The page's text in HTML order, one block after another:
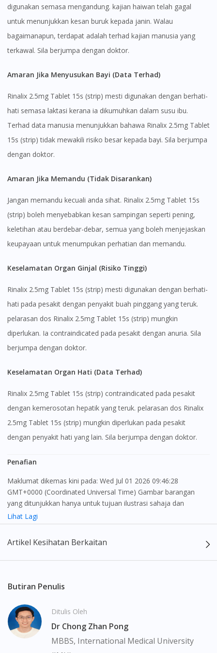
digunakan semasa mengandung. kajian haiwan telah gagal
untuk menunjukkan kesan buruk kepada janin. Walau
bagaimanapun, terdapat adalah terhad kajian manusia yang
terkawal. Sila berjumpa dengan doktor.
Amaran Jika Menyusukan Bayi (Data Terhad)
Rinalix 2.5mg Tablet 15s (strip) mesti digunakan dengan berhati-
hati semasa laktasi kerana ia dikumuhkan dalam susu ibu.
Terhad data manusia menunjukkan bahawa Rinalix 2.5mg Tablet
15s (strip) tidak mewakili risiko besar kepada bayi. Sila berjumpa
dengan doktor.
Amaran Jika Memandu (Tidak Disarankan)
Jangan memandu kecuali anda sihat. Rinalix 2.5mg Tablet 15s
(strip) boleh menyebabkan kesan sampingan seperti pening,
keletihan atau berdebar-debar, semua yang boleh menjejaskan
keupayaan untuk menumpukan perhatian dan memandu.
Keselamatan Organ Ginjal (Risiko Tinggi)
Rinalix 2.5mg Tablet 15s (strip) mesti digunakan dengan berhati-
hati pada pesakit dengan penyakit buah pinggang yang teruk.
pelarasan dos Rinalix 2.5mg Tablet 15s (strip) mungkin
diperlukan. Ia contraindicated pada pesakit dengan anuria. Sila
berjumpa dengan doktor.
Keselamatan Organ Hati (Data Terhad)
Rinalix 2.5mg Tablet 15s (strip) contraindicated pada pesakit
dengan kemerosotan hepatik yang teruk. pelarasan dos Rinalix
2.5mg Tablet 15s (strip) mungkin diperlukan pada pesakit
dengan penyakit hati yang lain. Sila berjumpa dengan doktor.
Penafian
Maklumat dikemas kini pada: Wed Jul 01 2026 09:46:28
GMT+0000 (Coordinated Universal Time) Gambar barangan
yang ditunjukkan hanya untuk tujuan ilustrasi sahaja dan
mungkin tidak seperti produk yang sebenar
maklumat sahaja, bagi kegunaan para pengamal perubatan dan
bukan bertujuan sebagai rujukan kepada pengguna untuk
seorang pengamal perubatan. Keberkesanan dan kesan
sampingan ubat-ubatan mungkin berbeza dari seorang
pengguna dengan pengguna yang lain. Kami tidak menyarankan
pengguna untuk membuat diagnosis atau rawatan sendiri.
Pesakit haruslah sentiasa mendapatkan nasihat daripada doktor
atau ahli farmasi bertauliah sebelum mengambil atau
menggunakan sebarang ubat-ubatan. Isi kandungan laman web
Lihat Lagi
Artikel Kesihatan Berkaitan
Butiran Penulis
Ditulis Oleh
Dr Chong Zhan Pong
MBBS, International Medical University